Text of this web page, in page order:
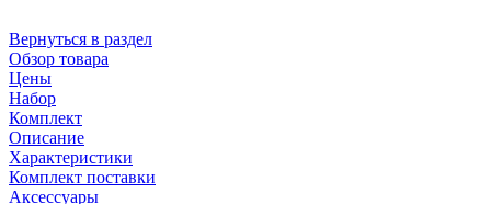
Вернуться в раздел
Обзор товара
Цены
Набор
Комплект
Описание
Характеристики
Комплект поставки
Аксессуары